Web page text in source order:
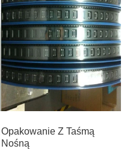
Opakowanie Z Taśmą
Nośną